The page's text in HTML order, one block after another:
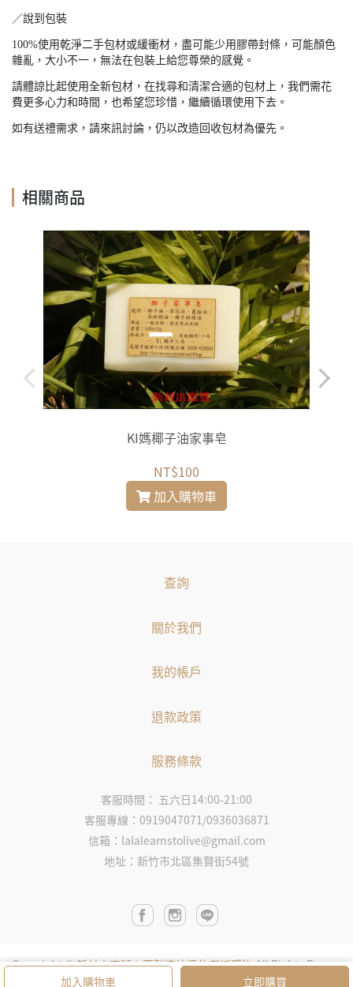
加入購物車 立即購買
／說到包裝
100%使用乾淨二手包材或緩衝材，盡可能少用膠帶封條，可能顏色
雜亂，大小不一，無法在包裝上給您尊榮的感覺。
請體諒比起使用全新包材，在找尋和清潔合適的包材上，我們需花
費更多心力和時間，也希望您珍惜，繼續循環使用下去。
如有送禮需求，請來訊討論，仍以改造回收包材為優先。
相關商品
KI媽椰子油家事皂
NT$100
加入購物車
查詢
關於我們
我的帳戶
退款政策
服務條款
客服時間： 五六日14:00-21:00
客服專線：0919047071/0936036871
信箱：lalalearnstolive@gmail.com
地址：新竹市北區集賢街54號
Copyright ©新村小商號｜不製造垃圾的老派購物All Rights Reserv
ed.
.